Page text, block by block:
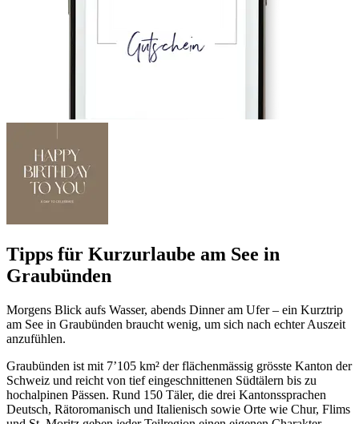
Tipps für Kurzurlaube am See in
Graubünden
Morgens Blick aufs Wasser, abends Dinner am Ufer – ein Kurztrip
am See in Graubünden braucht wenig, um sich nach echter Auszeit
anzufühlen.
Graubünden ist mit 7’105 km² der flächenmässig grösste Kanton der
Schweiz und reicht von tief eingeschnittenen Südtälern bis zu
hochalpinen Pässen. Rund 150 Täler, die drei Kantonssprachen
Deutsch, Rätoromanisch und Italienisch sowie Orte wie Chur, Flims